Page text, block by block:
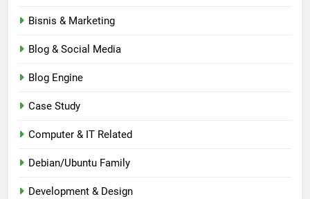
Bisnis & Marketing
Blog & Social Media
Blog Engine
Case Study
Computer & IT Related
Debian/Ubuntu Family
Development & Design